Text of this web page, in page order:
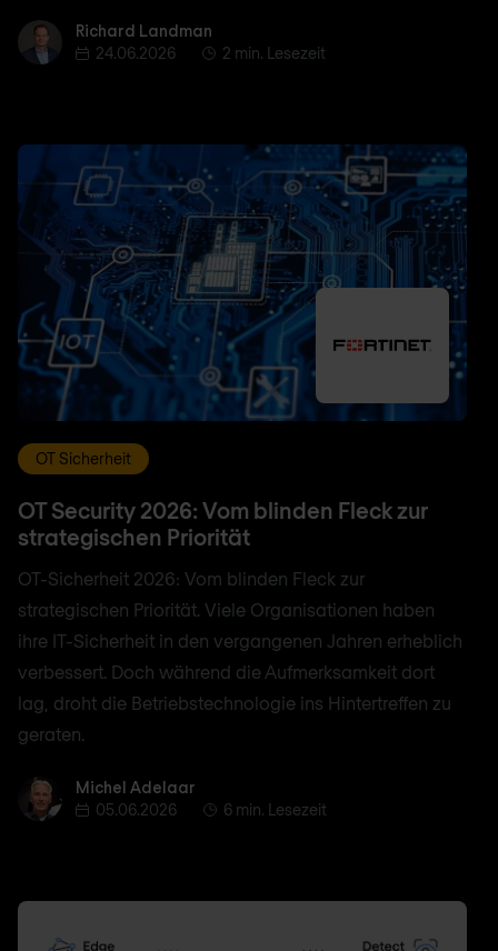
Richard Landman
Richard Landman
24.06.2026
2 min. Lesezeit
OT Sicherheit
OT Security 2026: Vom blinden Fleck zur
strategischen Priorität
OT-Sicherheit 2026: Vom blinden Fleck zur
strategischen Priorität. Viele Organisationen haben
ihre IT-Sicherheit in den vergangenen Jahren erheblich
verbessert. Doch während die Aufmerksamkeit dort
lag, droht die Betriebstechnologie ins Hintertreffen zu
geraten.
Michel Adelaar
Michel Adelaar
05.06.2026
6 min. Lesezeit